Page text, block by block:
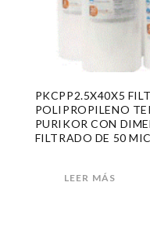
PKCPP2.5X40X5
POLIPROPILENO
PURIKOR CON
FILTRADO DE 50
LEER MÁS